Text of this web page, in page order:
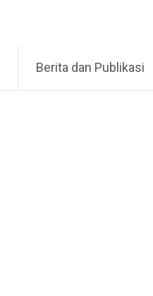
Berita dan Publikasi